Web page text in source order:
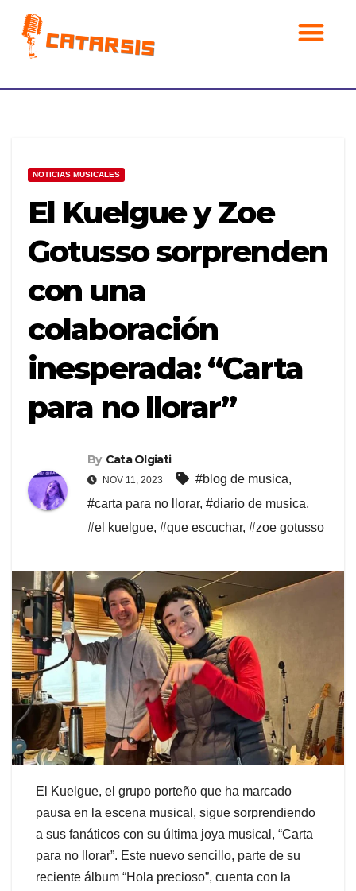
NOTICIAS MUSICALES
El Kuelgue y Zoe
Gotusso sorprenden
con una
colaboración
inesperada: “Carta
para no llorar”
By Cata Olgiati
NOV 11, 2023 #blog de musica,
#carta para no llorar, #diario de musica,
#el kuelgue, #que escuchar, #zoe gotusso
El Kuelgue, el grupo porteño que ha marcado
pausa en la escena musical, sigue sorprendiendo
a sus fanáticos con su última joya musical, “Carta
para no llorar”. Este nuevo sencillo, parte de su
reciente álbum “Hola precioso”, cuenta con la